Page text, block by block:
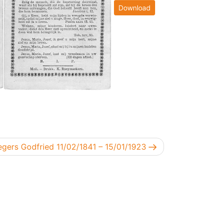
Download
bericht
Godfried 11/02/1841 – 15/01/1923